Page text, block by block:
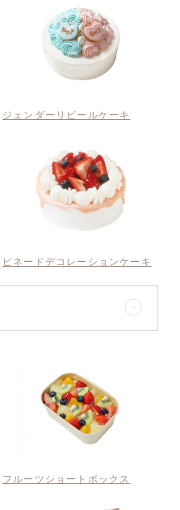
ジェンダーリビールケーキ
ピネードデコレーションケーキ
フルーツショートボックス